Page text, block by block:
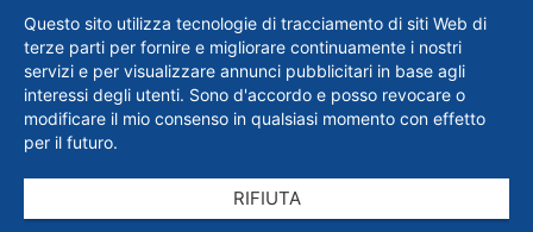
Questo sito utilizza tecnologie di tracciamento di siti Web di
terze parti per fornire e migliorare continuamente i nostri
servizi e per visualizzare annunci pubblicitari in base agli
interessi degli utenti. Sono d'accordo e posso revocare o
modificare il mio consenso in qualsiasi momento con effetto
per il futuro.
RIFIUTA